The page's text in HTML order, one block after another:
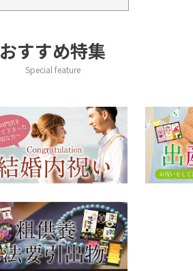
おすすめ特集
Special feature